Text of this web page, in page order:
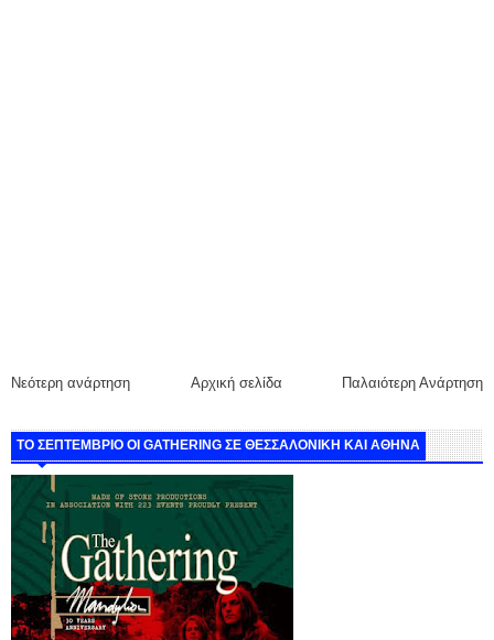
Νεότερη ανάρτηση Παλαιότερη Ανάρτηση
Αρχική σελίδα
ΤΟ ΣΕΠΤΕΜΒΡΙΟ ΟΙ GATHERING ΣΕ ΘΕΣΣΑΛΟΝΙΚΗ ΚΑΙ ΑΘΗΝΑ